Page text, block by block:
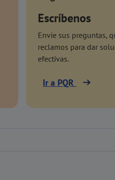
Escríbenos
Envíe sus preguntas,
reclamos para dar
efectivas.
Ir a PQR